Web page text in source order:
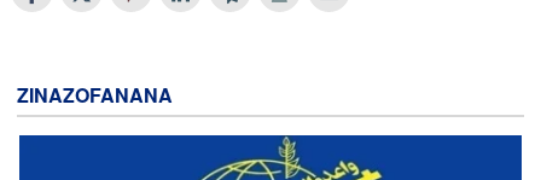
ZINAZOFANANA